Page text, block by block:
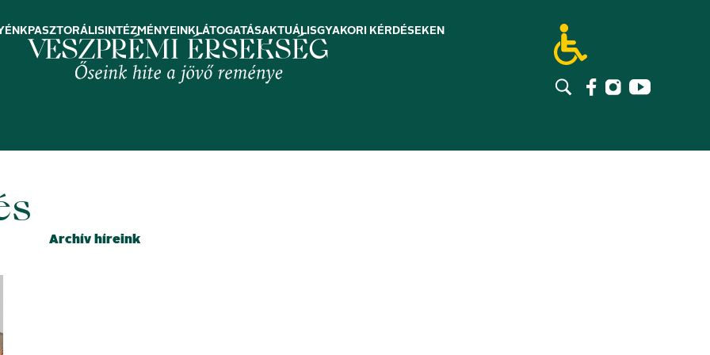
PASZTORÁLIS INTÉZMÉNYEINK LÁTOGATÁSAKTUÁLISGYAKORI KÉRDÉSEK EN
Archív híreink